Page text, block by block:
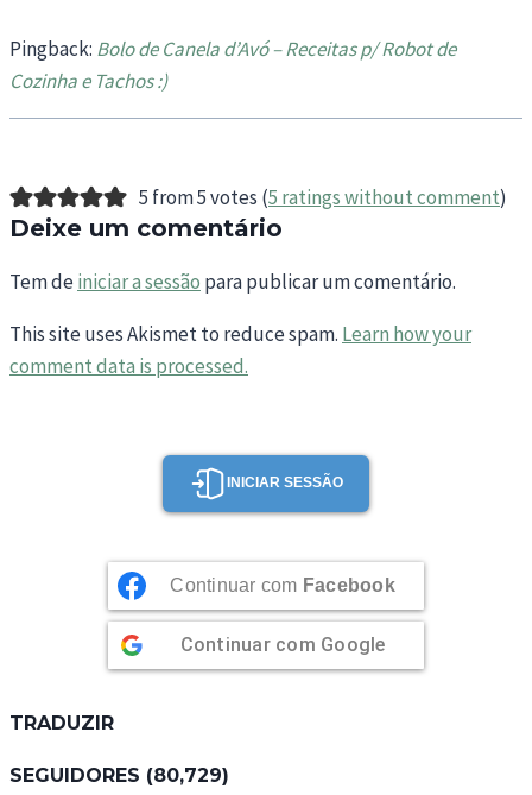
Pingback: Bolo de Canela d’Avó – Receitas p/ Robot de
Cozinha e Tachos :)
5 from 5 votes (5 ratings without comment)
Deixe um comentário
Tem deiniciar a sessão para publicar um comentário.
This site uses Akismet to reduce spam. Learn how your
comment data is processed.
INICIAR SESSÃO
Continuar com Facebook
Continuar com Google
TRADUZIR
SEGUIDORES (80,729)